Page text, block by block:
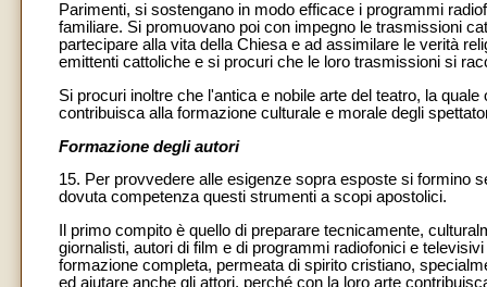
Parimenti, si sostengano in modo efficace i programmi
familiare. Si promuovano poi con impegno le trasmissioni
partecipare alla vita della Chiesa e ad assimilare le verità
emittenti cattoliche e si procuri che le loro trasmissioni si
Si procuri inoltre che l'antica e nobile arte del teatro, la
contribuisca alla formazione culturale e morale degli
Formazione degli autori
15. Per provvedere alle esigenze sopra esposte si formino
dovuta competenza questi strumenti a scopi apostolici.
Il primo compito è quello di preparare tecnicamente,
giornalisti, autori di film e di programmi radiofonici e
formazione completa, permeata di spirito cristiano,
ed aiutare anche gli attori, perché con la loro arte